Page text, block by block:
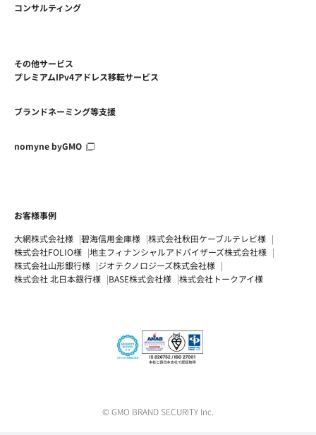
コンサルティング
その他サービス
プレミアムIPv4アドレス移転サービス
ブランドネーミング等支援
nomyne byGMO
お客様事例
大網株式会社様
碧海信用金庫様
株式会社秋田ケーブルテレビ様
株式会社FOLIO様
地主フィナンシャルアドバイザーズ株式会社様
株式会社山形銀行様
ジオテクノロジーズ株式会社様
株式会社 北日本銀行様
BASE株式会社様 株式会社トークアイ様
© GMO BRAND SECURITY Inc.